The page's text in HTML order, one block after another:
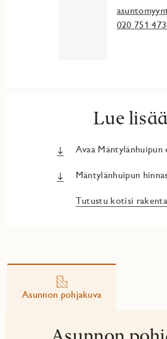
020 751
Lue
Avaa Mäntylänhuipun
Mäntylänhuipun
Tutustu kotisi
Asunnon pohjakuva